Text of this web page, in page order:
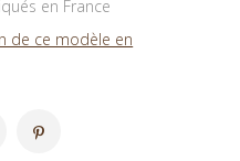
en France
de ce modèle en